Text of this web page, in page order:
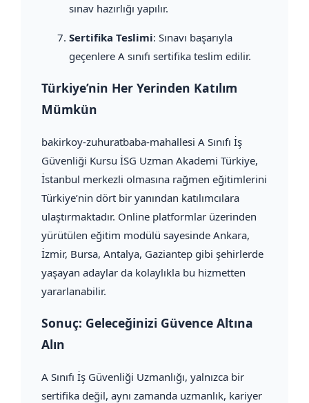
sınav hazırlığı yapılır.
Sertifika Teslimi: Sınavı başarıyla
geçenlere A sınıfı sertifika teslim edilir.
Türkiye’nin Her Yerinden Katılım
Mümkün
bakirkoy-zuhuratbaba-mahallesi A Sınıfı İş
Güvenliği Kursu İSG Uzman Akademi Türkiye,
İstanbul merkezli olmasına rağmen eğitimlerini
Türkiye’nin dört bir yanından katılımcılara
ulaştırmaktadır. Online platformlar üzerinden
yürütülen eğitim modülü sayesinde Ankara,
İzmir, Bursa, Antalya, Gaziantep gibi şehirlerde
yaşayan adaylar da kolaylıkla bu hizmetten
yararlanabilir.
Sonuç: Geleceğinizi Güvence Altına
Alın
A Sınıfı İş Güvenliği Uzmanlığı, yalnızca bir
sertifika değil, aynı zamanda uzmanlık, kariyer